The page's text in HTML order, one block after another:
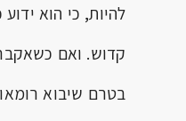
להיות, כי הוא ידוע
קדוש. ואם כשאקבר
בטרם שיבוא רומאו